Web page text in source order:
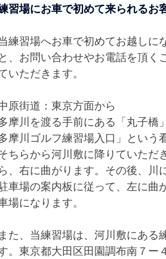
習場にお車で初めて来られるお
練習場へお車で初めてお越しに
と、お問い合わせやお電話を頂
いただきます。
原街道：東京方面から
摩川を渡る手前にある「丸子橋
摩川ゴルフ練習場入口」という
ちらから河川敷に降りていただ
ら、右に曲がります。その後、
車場の案内板に従って、左に曲
場になります。
また、当練習場は、河川敷にある
。東京都大田区田園調布南７ー